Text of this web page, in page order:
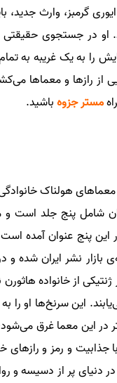
گرمبز، وارث جدید،
در جستجوی حقیقتی
را به یک غریبه به
از رازها و معماها
مستر جزوهباشید.
معماهای هولناک
شامل پنج جلد
پنج عنوان آمده
نشر ایران شده و
از خانواده
این سرنخ‌ها
در این معما غرق
و رمز و
در دنیای پر از دسیسه و